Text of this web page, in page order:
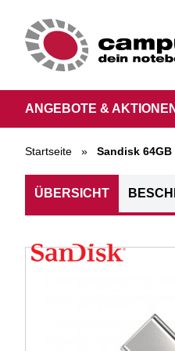
ANGEBOTE & AKTIONEN
Startseite » Sandisk 64GB
ÜBERSICHT